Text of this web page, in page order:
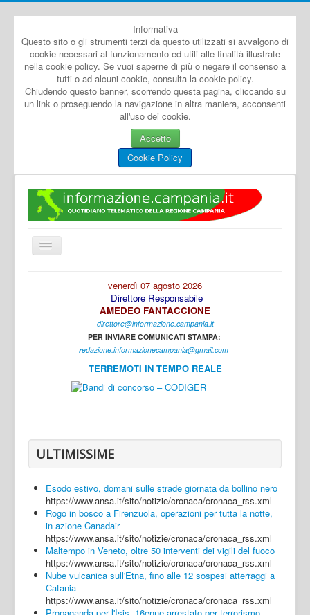
Informativa
Questo sito o gli strumenti terzi da questo utilizzati si avvalgono di
cookie necessari al funzionamento ed utili alle finalità illustrate
nella cookie policy. Se vuoi saperne di più o negare il consenso a
tutti o ad alcuni cookie, consulta la cookie policy.
Chiudendo questo banner, scorrendo questa pagina, cliccando su
un link o proseguendo la navigazione in altra maniera, acconsenti
all'uso dei cookie.
Accetto
Cookie Policy
Cambia
navigazione
Caserta
Napoli
Salerno
Login
venerdì 07 agosto 2026
Direttore Responsabile
AMEDEO FANTACCIONE
direttore@informazione.campania.it
PER INVIARE COMUNICATI STAMPA:
redazione.informazionecampania@gmail.com
TERREMOTI IN TEMPO REALE
ULTIMISSIME
Esodo estivo, domani sulle strade giornata da bollino nero
https://www.ansa.it/sito/notizie/cronaca/cronaca_rss.xml
Rogo in bosco a Firenzuola, operazioni per tutta la notte,
in azione Canadair
https://www.ansa.it/sito/notizie/cronaca/cronaca_rss.xml
Maltempo in Veneto, oltre 50 interventi dei vigili del fuoco
https://www.ansa.it/sito/notizie/cronaca/cronaca_rss.xml
Nube vulcanica sull'Etna, fino alle 12 sospesi atterraggi a
Catania
https://www.ansa.it/sito/notizie/cronaca/cronaca_rss.xml